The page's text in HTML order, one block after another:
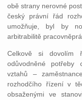
obě strany nerovné
český právní řád
umožňuje, byl by
arbitrabilitě
Celkově si dovolím
odůvodněné potřeby
vztahů –
rozhodčího řízení v
obsaženými ve